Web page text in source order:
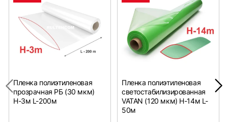
Пленка полиэтиленовая
прозрачная РБ (30 мкм)
Н-3м L-200м
Пленка полиэтиленовая
светостабилизированная
VATAN (120 мкм) Н-14м L-
50м